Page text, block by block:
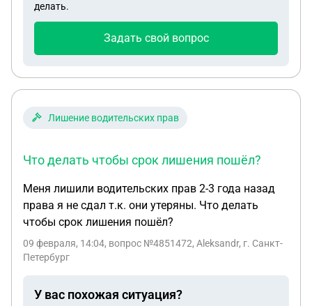
делать.
Задать свой вопрос
Лишение водительских прав
Что делать чтобы срок лишения пошёл?
Меня лишили водительских прав 2-3 года назад
права я не сдал т.к. они утеряны. Что делать
чтобы срок лишения пошёл?
09 февраля, 14:04, вопрос №4851472, Aleksandr, г. Санкт-
Петербург
У вас похожая ситуация?